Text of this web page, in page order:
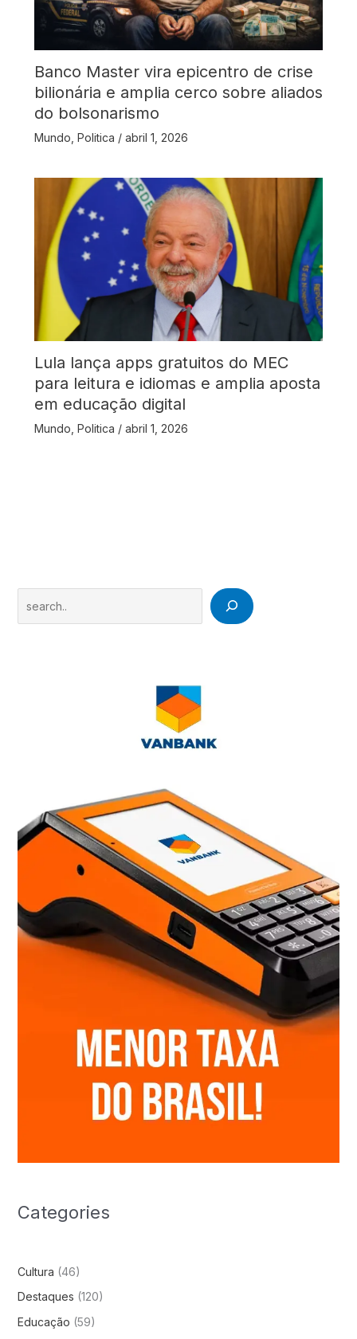
Banco Master vira epicentro de crise
bilionária e amplia cerco sobre aliados
do bolsonarismo
Mundo Politica / abril 1, 2026
Lula lança apps gratuitos do MEC
para leitura e idiomas e amplia aposta
em educação digital
Mundo Politica / abril 1, 2026
Categories
Cultura (46)
Destaques (120)
Educação (59)